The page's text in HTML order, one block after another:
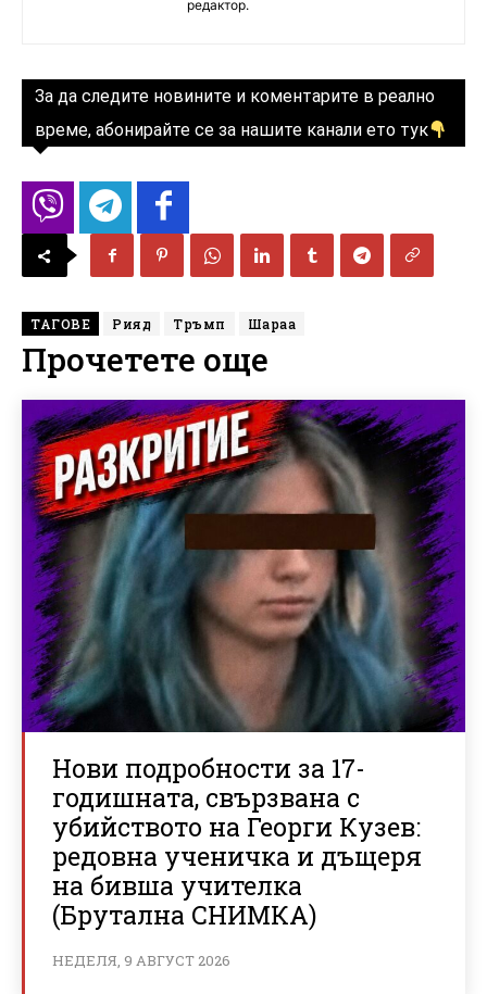
редактор.
За да следите новините и коментарите в реално
време, абонирайте се за нашите канали ето тук
ТАГОВЕ Рияд Тръмп Шараа
Прочетете още
Нови подробности за 17-
годишната, свързвана с
убийството на Георги Кузев:
редовна ученичка и дъщеря
на бивша учителка
(Брутална СНИМКА)
НЕДЕЛЯ, 9 АВГУСТ 2026